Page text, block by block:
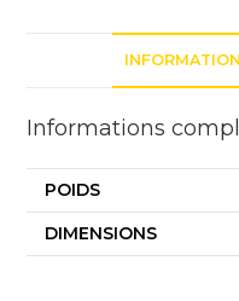
Informations
POIDS
DIMENSIONS